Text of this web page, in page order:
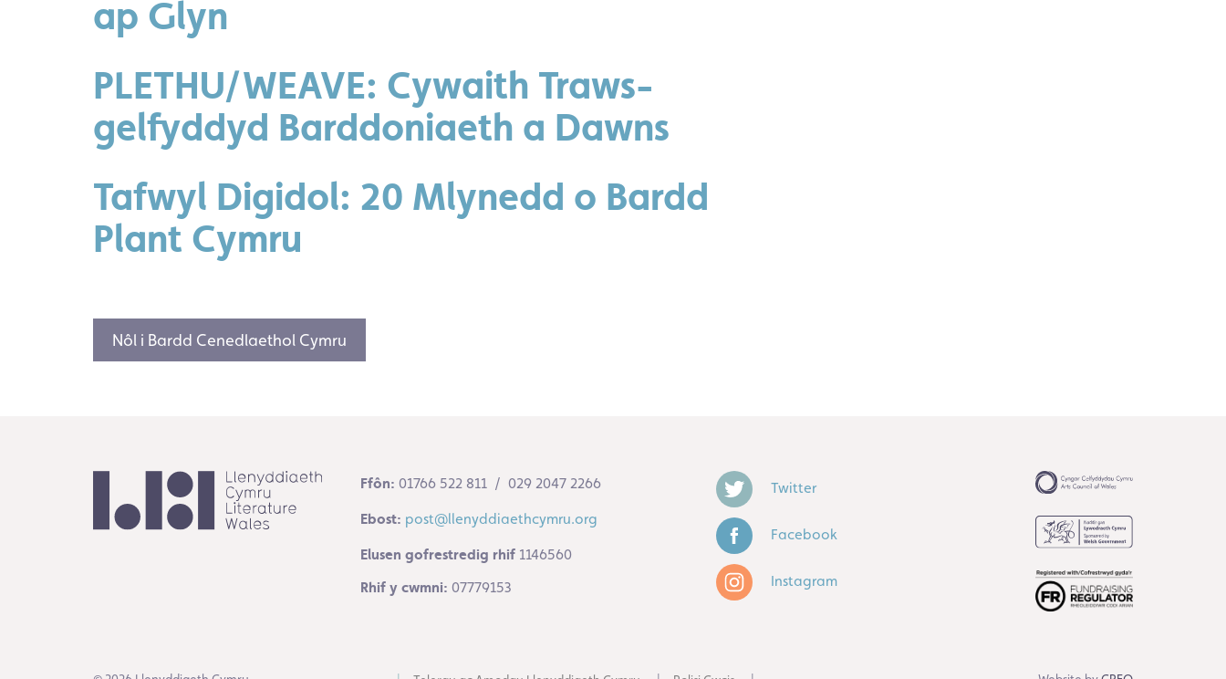
ap Glyn
PLETHU/WEAVE: Cywaith Traws-
gelfyddyd Barddoniaeth a Dawns
Tafwyl Digidol: 20 Mlynedd o Bardd
Plant Cymru
Nôl i Bardd Cenedlaethol Cymru
Ffôn: 01766 522 811 / 029 2047 2266
Ebost: post@llenyddiaethcymru.org
Elusen gofrestredig rhif 1146560
Rhif y cwmni: 07779153
Twitter
Facebook
Instagram